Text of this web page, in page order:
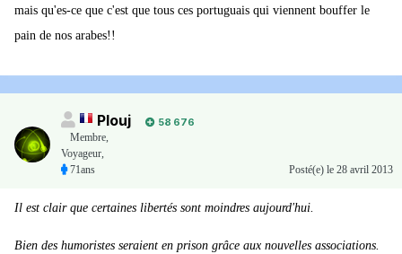
mais qu'es-ce que c'est que tous ces portuguais qui viennent bouffer le
pain de nos arabes!!
Plouj
58 676
Membre,
Voyageur,
71ans
Posté(e) le 28 avril 2013
Il est clair que certaines libertés sont moindres aujourd'hui.
Bien des humoristes seraient en prison grâce aux nouvelles associations.